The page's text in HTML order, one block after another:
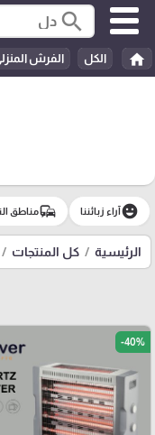
search
home الكل الفرش
emoji_emotionsآراء زبائننا commuteمناطق
الرئيسية كل المنتجات
-40%